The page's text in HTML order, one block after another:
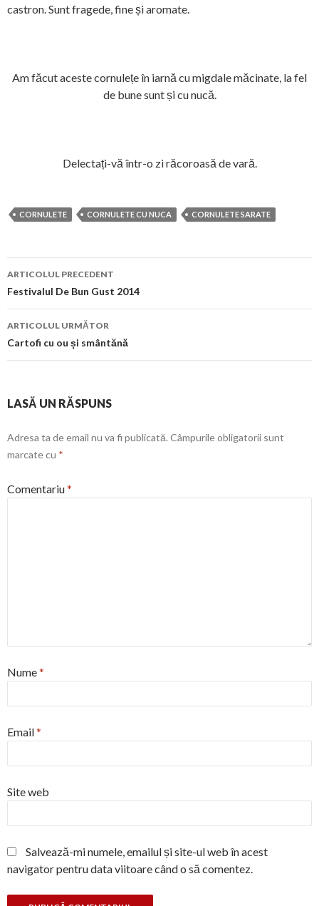
castron. Sunt fragede, fine și aromate.
Am făcut aceste cornulețe în iarnă cu migdale măcinate, la fel
de bune sunt și cu nucă.
Delectați-vă într-o zi răcoroasă de vară.
CORNULETE CORNULETE CU NUCA CORNULETE SARATE
Navigare
în
articol
ARTICOLUL PRECEDENT
Festivalul De Bun Gust 2014
ARTICOLUL URMĂTOR
Cartofi cu ou și smântănă
LASĂ UN RĂSPUNS
Adresa ta de email nu va fi publicată. Câmpurile obligatorii sunt
marcate cu *
Comentariu*
Nume*
Email*
Site web
Salvează-mi numele, emailul și site-ul web în acest
navigator pentru data viitoare când o să comentez.